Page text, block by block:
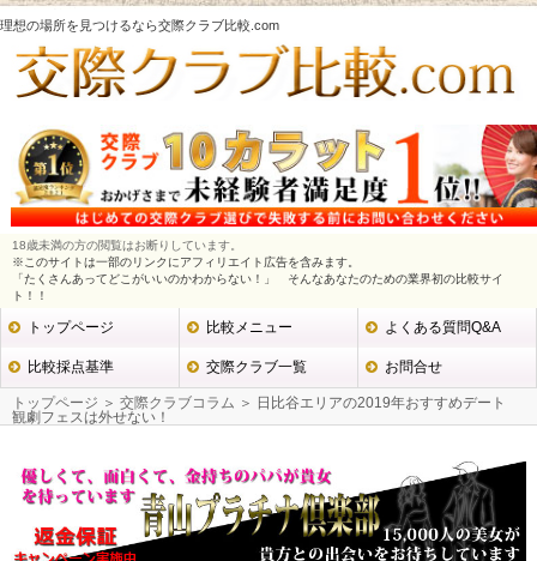
理想の場所を見つけるなら交際クラブ比較.com
18歳未満の方の閲覧はお断りしています。
※このサイトは一部のリンクにアフィリエイト広告を含みます。
「たくさんあってどこがいいのかわからない！」 そんなあなたのための業界初の比較サイ
ト！！
トップページ 比較メニュー よくある質問Q&A
比較採点基準 交際クラブ一覧 お問合せ
トップページ ＞ 交際クラブコラム ＞ 日比谷エリアの2019年おすすめデート
観劇フェスは外せない！